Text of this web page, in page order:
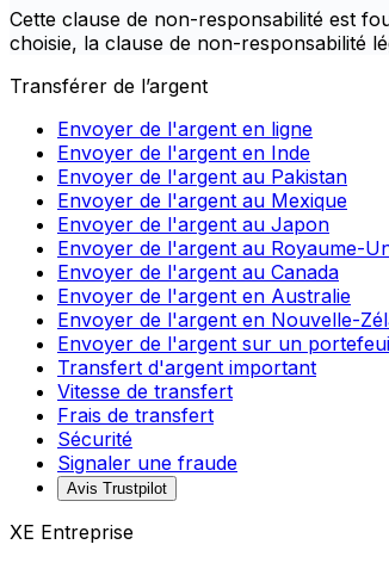
Cette clause de non-responsabilité est
choisie, la clause de non-responsabilité
Transférer de l’argent
Envoyer de l'argent en ligne
Envoyer de l'argent en Inde
Envoyer de l'argent au Pakistan
Envoyer de l'argent au Mexique
Envoyer de l'argent au Japon
Envoyer de l'argent au Royaume-
Envoyer de l'argent au Canada
Envoyer de l'argent en Australie
Envoyer de l'argent en Nouvelle-
Envoyer de l'argent sur un
Transfert d'argent important
Vitesse de transfert
Frais de transfert
Sécurité
Signaler une fraude
Avis Trustpilot
XE Entreprise